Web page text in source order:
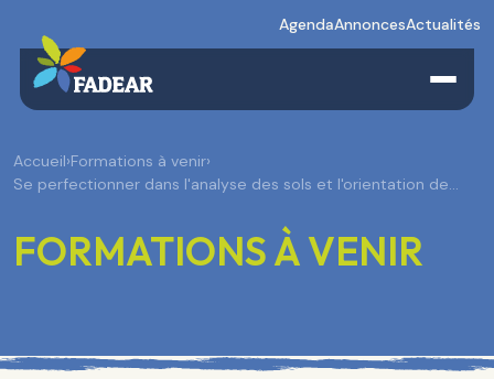
AgendaAnnoncesActualités
Accueil›Formations à venir›
Se perfectionner dans l'analyse des sols et l'orientation de…
FORMATIONS À VENIR